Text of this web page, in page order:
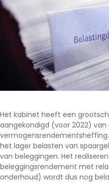
Het kabinet heeft een
aangekondigd (voor 2022) van
het lager belasten van
van beleggingen. Het
beleggingsrendement met
onderhoud) wordt dus nog